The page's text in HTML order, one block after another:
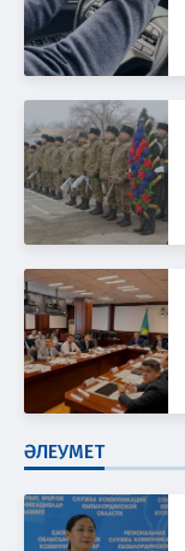
ӘЛЕУМЕТ